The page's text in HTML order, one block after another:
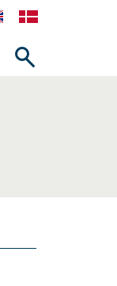
Vis/skjul
søgefelt